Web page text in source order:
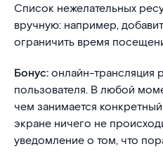
Список нежелательных
вручную: например,
ограничить время
Бонус:онлайн-трансляция
пользователя. В любой
чем занимается
экране ничего не
уведомление о том, что